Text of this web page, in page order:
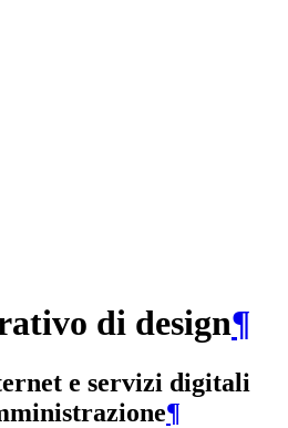
di design¶
e servizi digitali
¶